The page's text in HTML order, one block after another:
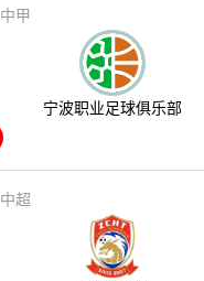
中甲
宁波职业足球俱乐部
中超